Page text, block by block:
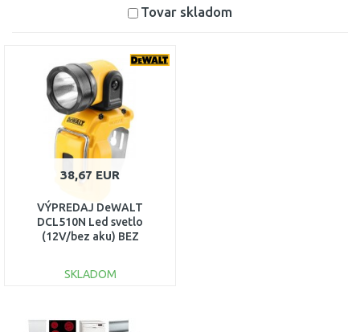
Tovar skladom
38,67 EUR
VÝPREDAJ DeWALT
DCL510N Led svetlo
(12V/bez aku) BEZ
SKLADOM